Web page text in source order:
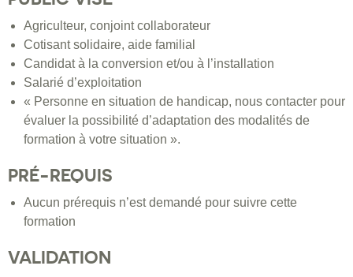
Agriculteur, conjoint collaborateur
Cotisant solidaire, aide familial
Candidat à la conversion et/ou à l’installation
Salarié d’exploitation
« Personne en situation de handicap, nous contacter pour
évaluer la possibilité d’adaptation des modalités de
formation à votre situation ».
PRÉ-REQUIS
Aucun prérequis n’est demandé pour suivre cette
formation
VALIDATION